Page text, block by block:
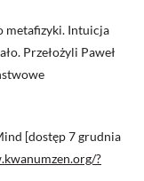
metafizyki. Intuicja
Przełożyli Paweł
[dostęp 7 grudnia
?